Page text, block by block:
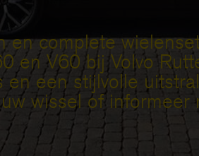
en complete
en V60 bij Volvo
en een stijlvolle
wissel of informeer